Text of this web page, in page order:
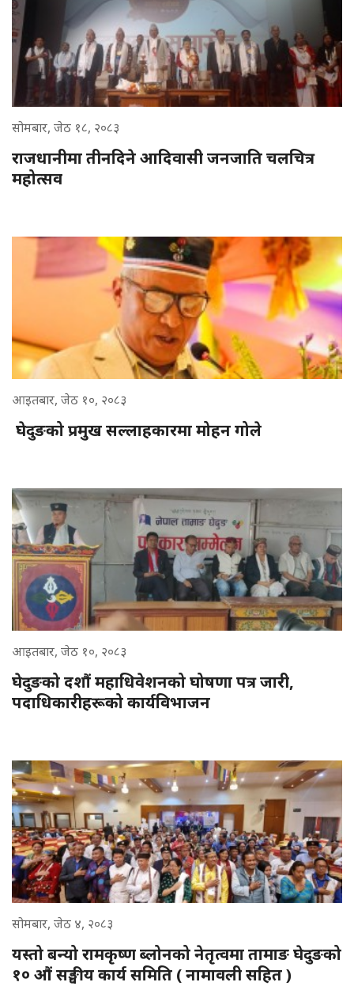
सोमबार, जेठ १८, २०८३
राजधानीमा तीनदिने आदिवासी जनजाति चलचित्र
महोत्सव
आइतबार, जेठ १०, २०८३
घेदुङको प्रमुख सल्लाहकारमा मोहन गोले
आइतबार, जेठ १०, २०८३
घेदुङको दशौं महाधिवेशनको घोषणा पत्र जारी,
पदाधिकारीहरूको कार्यविभाजन
सोमबार, जेठ ४, २०८३
यस्तो बन्यो रामकृष्ण ब्लोनको नेतृत्वमा तामाङ घेदुङको
१० औं सङ्घीय कार्य समिति ( नामावली सहित )